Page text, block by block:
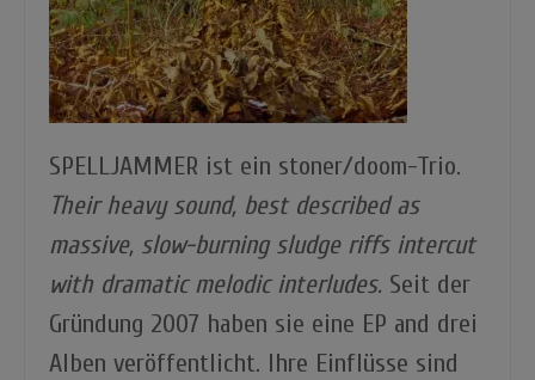
SPELLJAMMER ist ein stoner/doom-Trio.
Their heavy sound, best described as
massive, slow-burning sludge riffs intercut
with dramatic melodic interludes. Seit der
Gründung 2007 haben sie eine EP and drei
Alben veröffentlicht. Ihre Einflüsse sind